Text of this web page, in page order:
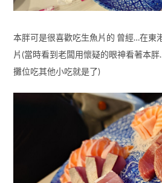
本胖可是很喜歡吃生魚片的 曾經…在東
片(當時看到老闆用懷疑的眼神看著本
攤位吃其他小吃就是了)